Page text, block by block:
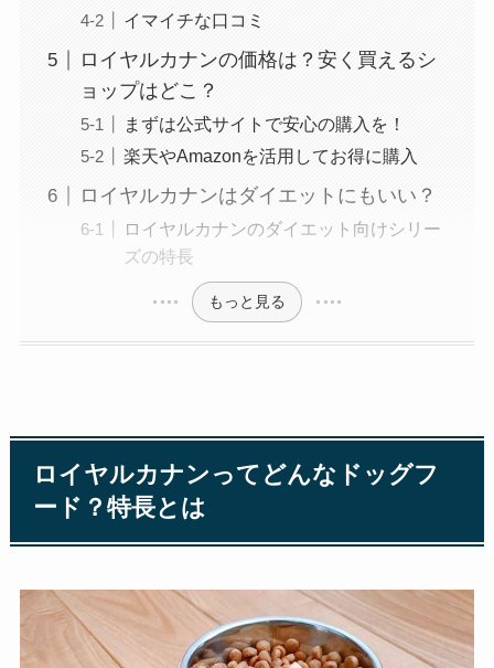
イマイチな口コミ
ロイヤルカナンの価格は？安く買えるシ
ョップはどこ？
まずは公式サイトで安心の購入を！
楽天やAmazonを活用してお得に購入
ロイヤルカナンはダイエットにもいい？
ロイヤルカナンのダイエット向けシリー
ズの特長
もっと見る
ロイヤルカナンってどんなドッグフ
ード？特長とは